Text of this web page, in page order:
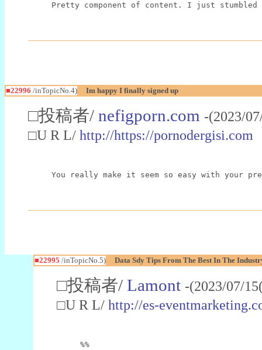
Pretty component of content. I just
■22996 /inTopicNo.4) Im happy I finally signed up
□投稿者/ nefigporn.com -(2023/
□U R L/ http://https://pornodergisi.com
You really make it seem so easy with your
■22995 /inTopicNo.5) Data Sdy Tips From The Best In The
□投稿者/ Lamont -(2023/07/
□U R L/ http://es-
%%